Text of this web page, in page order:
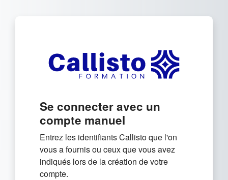
Connexion à Callisto
Se connecter avec un
compte manuel
Entrez les identifiants Callisto que l'on
vous a fournis ou ceux que vous avez
indiqués lors de la création de votre
compte.